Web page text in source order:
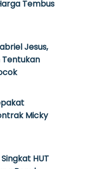
Tembus
Jesus,
Tentukan
Micky
HUT